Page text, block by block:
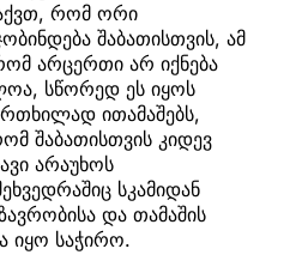
რომ ორი
შაბათისთვის, ამ
არცერთი არ იქნება
სწორედ ეს იყოს
ითამაშებს,
შაბათისთვის კიდევ
არაუხოს
სკამიდან
და თამაშის
იყო საჭირო.